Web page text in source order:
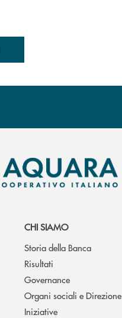
CHI SIAMO
Storia della Banca
Risultati
Governance
Organi sociali e Direzione
Iniziative